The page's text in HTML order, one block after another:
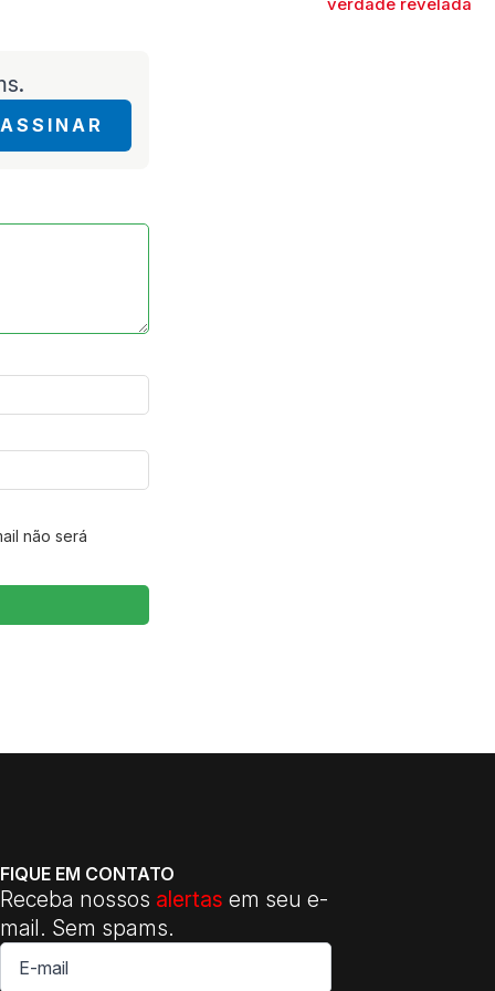
verdade revelada
ASSINAR
não será
FIQUE EM CONTATO
Receba nossos alertas em seu e-
mail. Sem spams.
E-
mail